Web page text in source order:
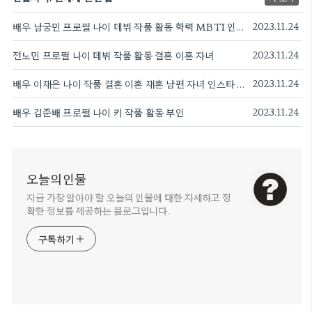
배우 남궁민 프로필 나이 데뷔 작품 활동 학력 MBTI 인스타 2023.11.24
전노민 프로필 나이 데뷔 작품 활동 결혼 이혼 자녀 2023.11.24
배우 이재은 나이 작품 결혼 이혼 재혼 남편 자녀 인스타 프로필 2023.11.24
배우 김준배 프로필 나이 키 작품 활동 부인 2023.11.24
오늘의인물
지금 가장 알아야 할 오늘의 인물에 대한 자세하고 정
확한 정보를 제공하는 블로그입니다.
구독하기